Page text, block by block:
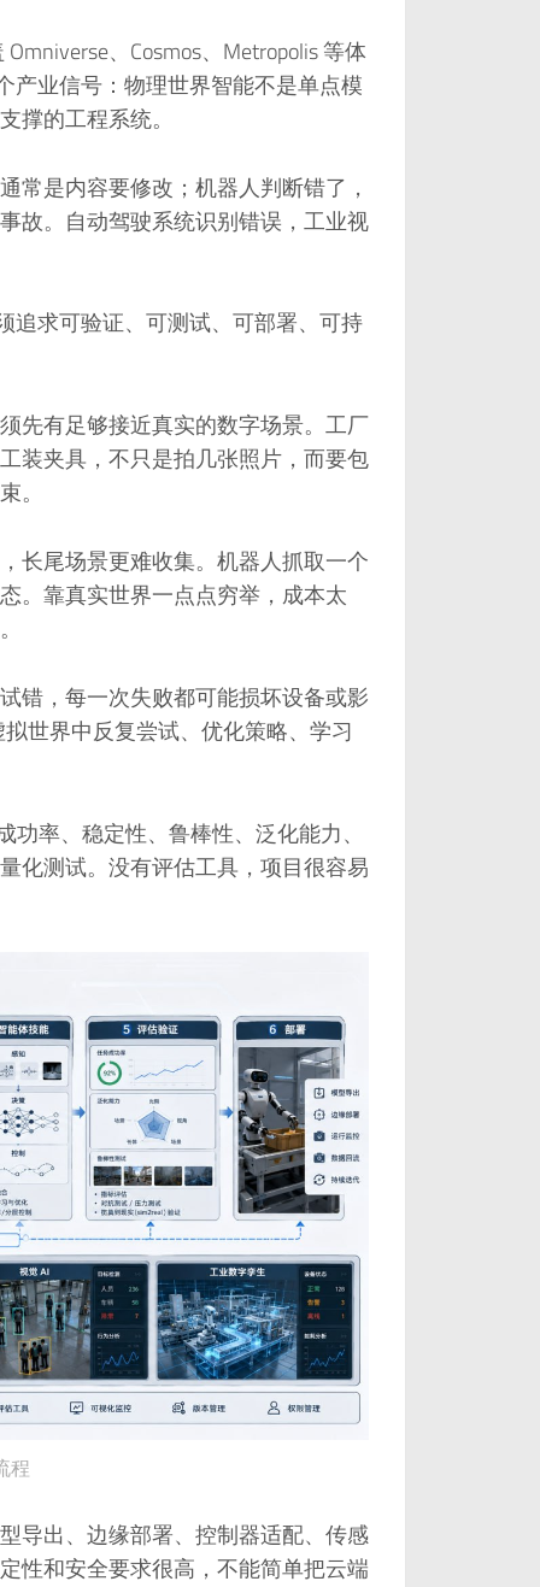
、Cosmos、Metropolis 等体
产业信号：物理世界智能不是单点模
撑的工程系统。
常是内容要修改；机器人判断错了，
故。自动驾驶系统识别错误，工业视
追求可验证、可测试、可部署、可持
先有足够接近真实的数字场景。工厂
装夹具，不只是拍几张照片，而要包
。
长尾场景更难收集。机器人抓取一个
。靠真实世界一点点穷举，成本太
错，每一次失败都可能损坏设备或影
世界中反复尝试、优化策略、学习
率、稳定性、鲁棒性、泛化能力、
化测试。没有评估工具，项目很容易
程
导出、边缘部署、控制器适配、传感
性和安全要求很高，不能简单把云端